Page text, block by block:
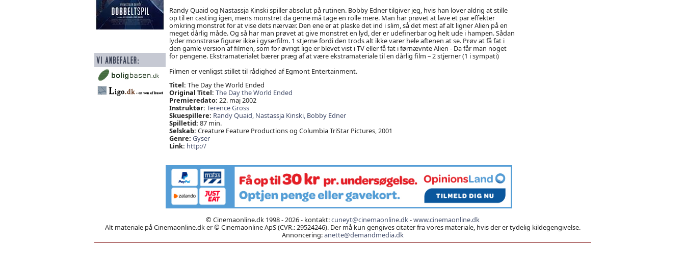
Randy Quaid og Nastassja Kinski spiller absolut på rutinen. Bobby Edner tilgiver jeg, hvis han lover aldrig at stille
op til en casting igen, mens monstret da gerne må tage en rolle mere. Man har prøvet at lave et par effekter
omkring monstret for at vise dets nærvær. Den ene er at plaske det ind i slim, så det mest af alt ligner Alien på en
meget dårlig måde. Og så har man prøvet at give monstret en lyd, der er udefinerbar og helt ude i hampen. Sådan
lyder monstrøse figurer ikke i gyserfilm. 1 stjerne fordi den trods alt ikke varer hele aftenen at se. Prøv at få fat i
den gamle version af filmen, som for øvrigt lige er blevet vist i TV eller få fat i førnævnte Alien - Da får man noget
for pengene. Ekstramaterialet bærer præg af at være ekstramateriale til en dårlig film – 2 stjerner (1 i sympati)
Filmen er venligst stillet til rådighed af Egmont Entertainment.
Titel: The Day the World Ended
Original Titel: The Day the World Ended
Premieredato: 22. maj 2002
Instruktør: Terence Gross
Skuespillere: Randy Quaid, Nastassja Kinski, Bobby Edner
Spilletid: 87 min.
Selskab: Creature Feature Productions og Columbia TriStar Pictures, 2001
Genre: Gyser
Link: http://
© Cinemaonline.dk 1998 - 2026 - kontakt:cuneyt@cinemaonline.dk-www.cinemaonline.dk
Alt materiale på Cinemaonline.dk er © Cinemaonline ApS (CVR.: 29524246). Der må kun gengives citater fra vores materiale, hvis der er tydelig kildegengivelse.
Annoncering:anette@demandmedia.dk